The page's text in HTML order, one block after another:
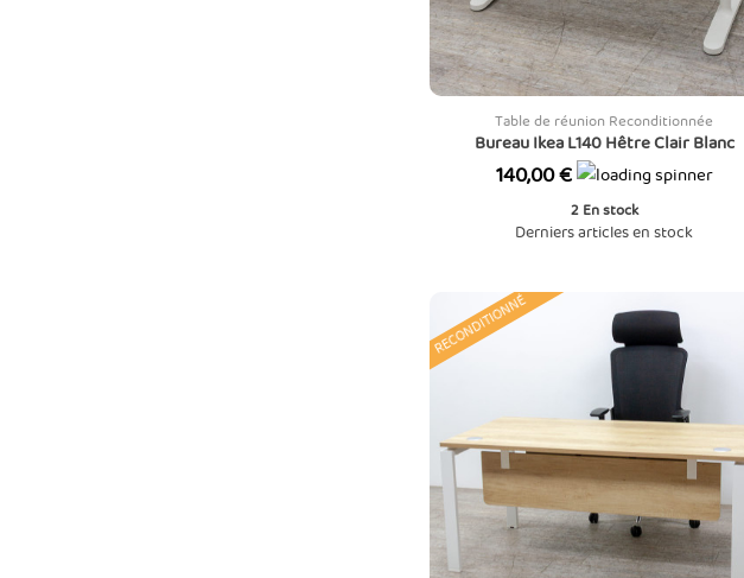
Table de réunion Reconditionnée
Bureau Ikea L140 Hêtre Clair Blanc
Prix
140,00 €
2 En stock
Derniers articles en stock
RECONDITIONNÉ